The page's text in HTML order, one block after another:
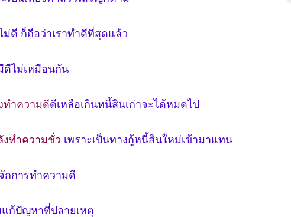
ดี ก็ถือว่าเราทำดีที่สุดแล้ว
ดีไม่เหมือนกัน
ทำความดีดีเหลือเกินหนี้สินเก่าจะได้หมดไป
ทำความชั่ว เพราะเป็นทางกู้หนี้สินใหม่เข้ามาแทน
กการทำความดี
ก้ปัญหาที่ปลายเหตุ